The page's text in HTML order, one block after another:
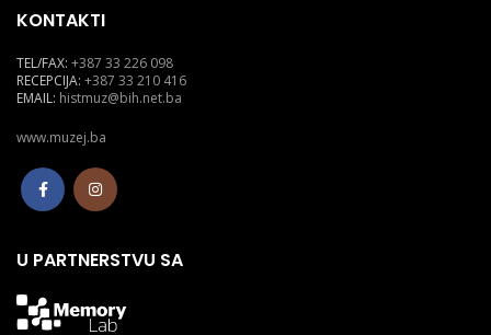
KONTAKTI
TEL/FAX: +387 33 226 098
RECEPCIJA: +387 33 210 416
EMAIL: histmuz@bih.net.ba
www.muzej.ba
U PARTNERSTVU SA